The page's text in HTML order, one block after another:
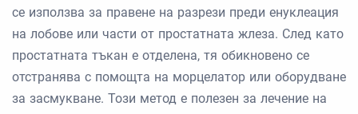
се използва за правене на разрези преди енуклеация
на лобове или части от простатната жлеза. След като
простатната тъкан е отделена, тя обикновено се
отстранява с помощта на морцелатор или оборудване
за засмукване. Този метод е полезен за лечение на